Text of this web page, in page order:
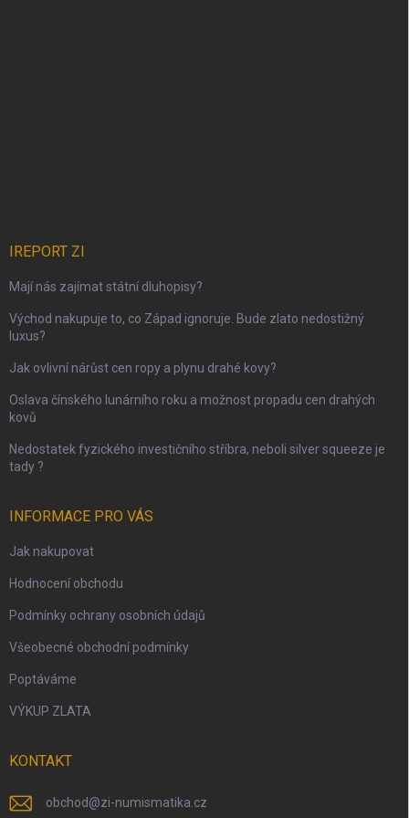
IREPORT ZI
Mají nás zajímat státní dluhopisy?
Východ nakupuje to, co Západ ignoruje. Bude zlato nedostižný
luxus?
Jak ovlivní nárůst cen ropy a plynu drahé kovy?
Oslava čínského lunárního roku a možnost propadu cen drahých
kovů
Nedostatek fyzického investičního stříbra, neboli silver squeeze je
tady ?
INFORMACE PRO VÁS
Jak nakupovat
Hodnocení obchodu
Podmínky ochrany osobních údajů
Všeobecné obchodní podmínky
Poptáváme
VÝKUP ZLATA
KONTAKT
obchod@zi-numismatika.cz